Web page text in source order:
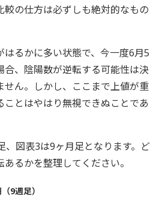
較の仕方は必ずしも絶対的なもの
るかに多い状態で、今一度6月5
合、陰陽数が逆転する可能性は決
せん。しかし、ここまで上値が重
とはやはり無視できぬことであ
、図表3は9ヶ月足となります。ど
るかを整理してください。
9週足）